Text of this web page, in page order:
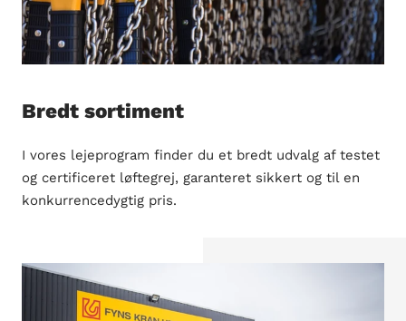
Bredt sortiment
I vores lejeprogram finder du et bredt udvalg af testet
og certificeret løftegrej, garanteret sikkert og til en
konkurrencedygtig pris.